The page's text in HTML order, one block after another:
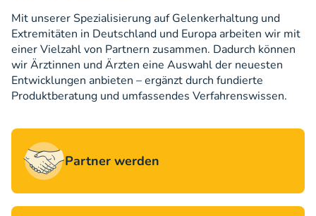
Mit unserer Spezialisierung auf Gelenkerhaltung und
Extremitäten in Deutschland und Europa arbeiten wir mit
einer Vielzahl von Partnern zusammen. Dadurch können
wir Ärztinnen und Ärzten eine Auswahl der neuesten
Entwicklungen anbieten – ergänzt durch fundierte
Produktberatung und umfassendes Verfahrenswissen.
Partner werden